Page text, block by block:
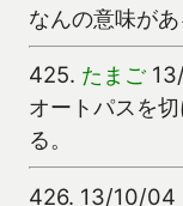
なんの意味が
425. たまご
オートパスを
る。
426. 13/10/04